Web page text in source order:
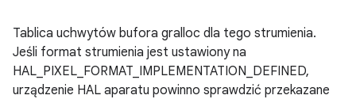
Tablica uchwytów bufora gralloc dla tego strumienia.
Jeśli format strumienia jest ustawiony na
HAL_PIXEL_FORMAT_IMPLEMENTATION_DEFINED,
urządzenie HAL aparatu powinno sprawdzić przekazane